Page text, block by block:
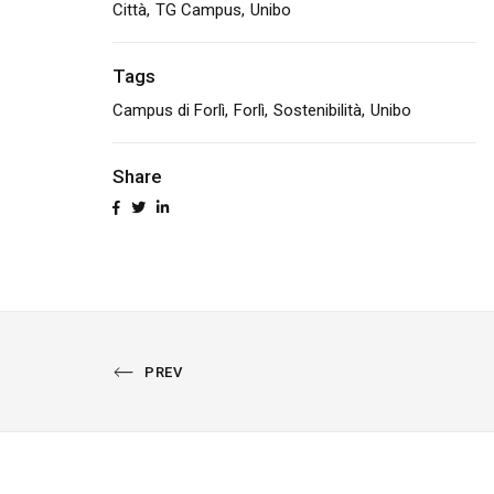
Città TG Campus Unibo
Tags
Campus di Forlì Forlì Sostenibilità Unibo
Share
PREVIOUS
PREV